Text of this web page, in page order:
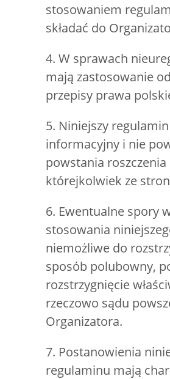
stosowaniem
składać do
4. W sprawach
mają zastosowanie
przepisy prawa
5. Niniejszy
informacyjny i nie
powstania roszczenia
którejkolwiek ze
6. Ewentualne spory
stosowania
niemożliwe do
sposób polubowny,
rozstrzygnięcie
rzeczowo sądu
Organizatora.
7. Postanowienia
regulaminu mają